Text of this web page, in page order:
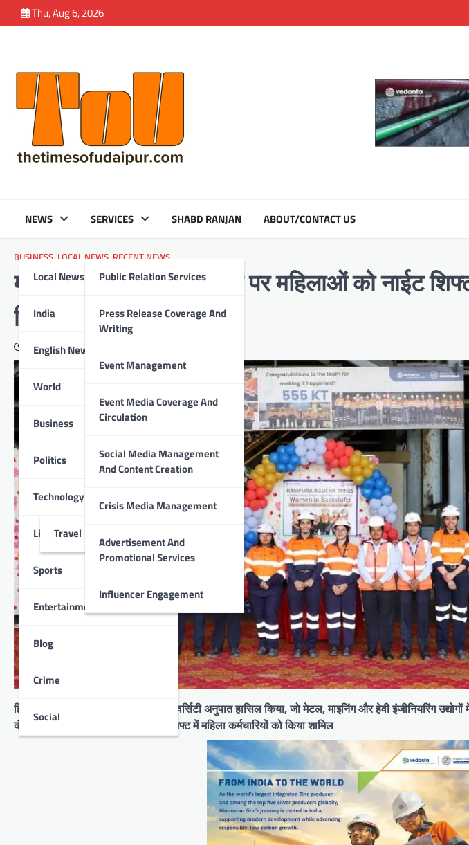
to
Thu, Aug 6, 2026
NEWS
Local News
India
English News
World
Business
Politics
Technology
Lifestyle
Travel
Sports
Entertainment
Blog
Crime
Social
SERVICES
Public Relation Services
Press Release Coverage And
Writing
Event Management
Event Media Coverage And
Circulation
Social Media Management
And Content Creation
Crisis Media Management
Advertisement And
Promotional Services
Influencer Engagement
SHABD RANJAN ABOUT/CONTACT US
BUSINESS LOCAL NEWS RECENT NEWS
माइनिंग ऑपरेशन्स में सरफेस पर महिलाओं को नाईट
जिंक ने रचा इतिहास
April 12, 2025
हिन्दुस्तान जिंक ने 25 प्रतिशत जेण्डर डाइवर्सिटी अनुपात हासिल किया, जो मेटल, माइनिंग और हेवी इंजीनियरिंग
कंपनी ने स्मेल्टर्स में नाईट शिफ्ट और बैक शिफ्ट में महिला कर्मचारियों को किया शामिल